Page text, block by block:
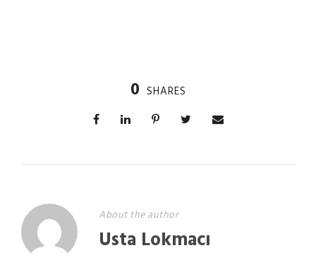
0 SHARES
About the author
Usta Lokmacı